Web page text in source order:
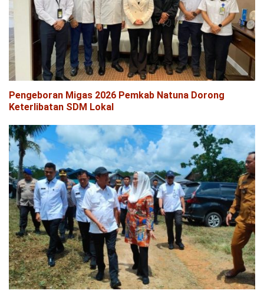
Pengeboran Migas 2026 Pemkab Natuna Dorong
Keterlibatan SDM Lokal